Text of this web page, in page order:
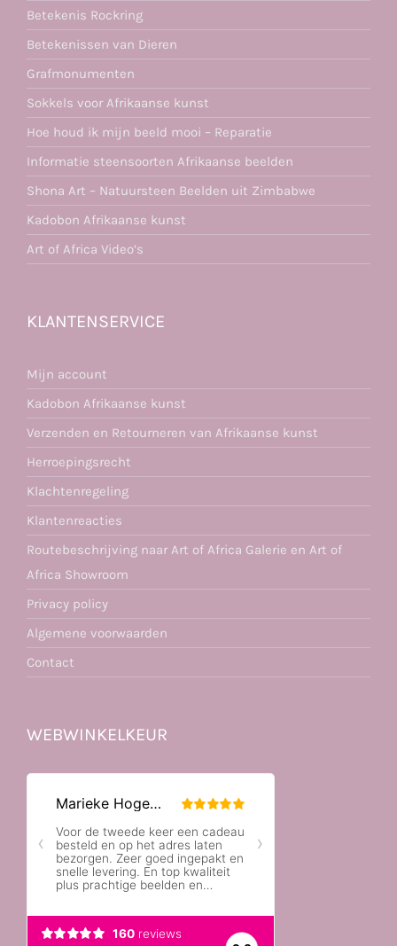
Betekenis Rockring
Betekenissen van Dieren
Grafmonumenten
Sokkels voor Afrikaanse kunst
Hoe houd ik mijn beeld mooi – Reparatie
Informatie steensoorten Afrikaanse beelden
Shona Art – Natuursteen Beelden uit Zimbabwe
Kadobon Afrikaanse kunst
Art of Africa Video’s
KLANTENSERVICE
Mijn account
Kadobon Afrikaanse kunst
Verzenden en Retourneren van Afrikaanse kunst
Herroepingsrecht
Klachtenregeling
Klantenreacties
Routebeschrijving naar Art of Africa Galerie en Art of
Africa Showroom
Privacy policy
Algemene voorwaarden
Contact
WEBWINKELKEUR